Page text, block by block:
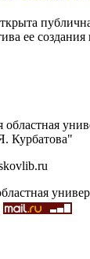
ее создания
Курбатова"